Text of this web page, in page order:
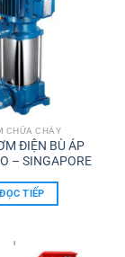
CHỮA CHÁY
ĐIỆN BÙ ÁP
– SINGAPORE
ĐỌC TIẾP